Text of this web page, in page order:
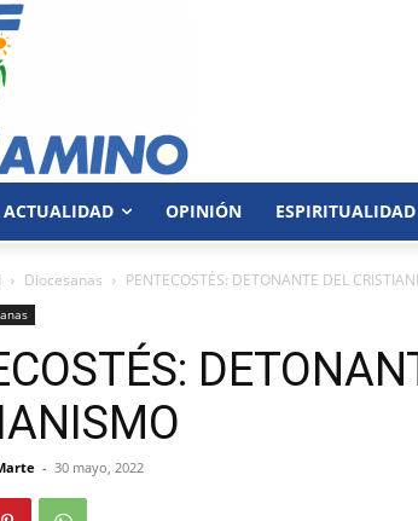
ACTUALIDAD OPINIÓN ESPIRITUALIDAD
Diocesanas PENTECOSTÉS: DETONANTE DEL
- 30 mayo, 2022